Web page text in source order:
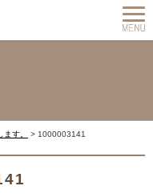
key 0 in
す。 > 1000003141